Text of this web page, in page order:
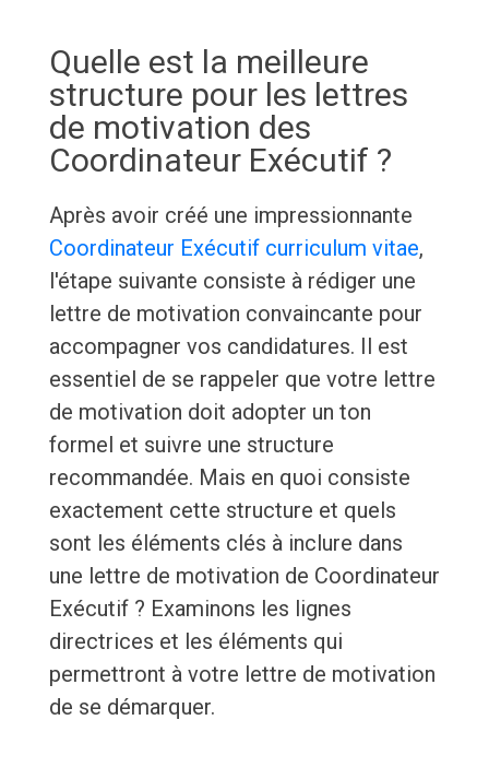
Quelle est la meilleure
structure pour les lettres
de motivation des
Coordinateur Exécutif ?
Après avoir créé une impressionnante
Coordinateur Exécutif curriculum vitae,
l'étape suivante consiste à rédiger une
lettre de motivation convaincante pour
accompagner vos candidatures. Il est
essentiel de se rappeler que votre lettre
de motivation doit adopter un ton
formel et suivre une structure
recommandée. Mais en quoi consiste
exactement cette structure et quels
sont les éléments clés à inclure dans
une lettre de motivation de Coordinateur
Exécutif ? Examinons les lignes
directrices et les éléments qui
permettront à votre lettre de motivation
de se démarquer.